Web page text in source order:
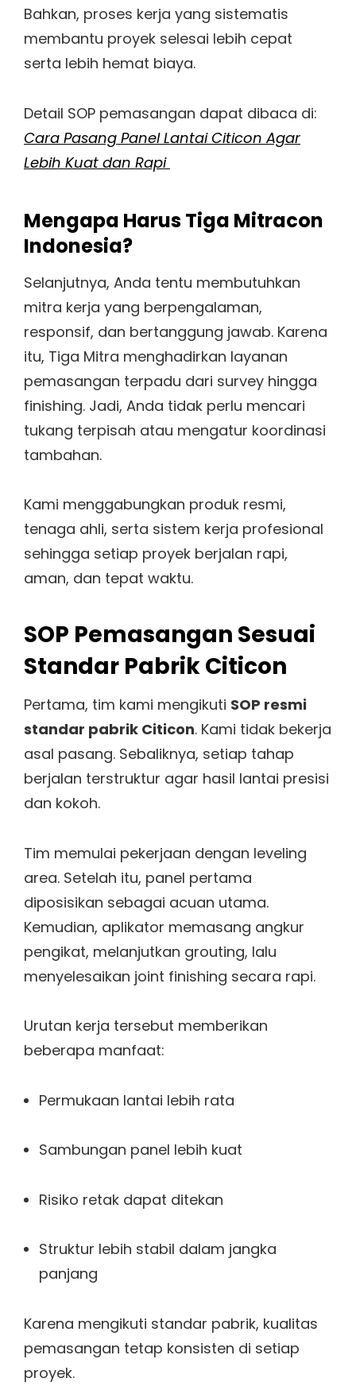
Bahkan, proses kerja yang sistematis
membantu proyek selesai lebih cepat
serta lebih hemat biaya.
Detail SOP pemasangan dapat dibaca di:
Cara Pasang Panel Lantai Citicon Agar
Lebih Kuat dan Rapi
Mengapa Harus Tiga Mitracon
Indonesia?
Selanjutnya, Anda tentu membutuhkan
mitra kerja yang berpengalaman,
responsif, dan bertanggung jawab. Karena
itu, Tiga Mitra menghadirkan layanan
pemasangan terpadu dari survey hingga
finishing. Jadi, Anda tidak perlu mencari
tukang terpisah atau mengatur koordinasi
tambahan.
Kami menggabungkan produk resmi,
tenaga ahli, serta sistem kerja profesional
sehingga setiap proyek berjalan rapi,
aman, dan tepat waktu.
SOP Pemasangan Sesuai
Standar Pabrik Citicon
Pertama, tim kami mengikuti SOP resmi
standar pabrik Citicon. Kami tidak bekerja
asal pasang. Sebaliknya, setiap tahap
berjalan terstruktur agar hasil lantai presisi
dan kokoh.
Tim memulai pekerjaan dengan leveling
area. Setelah itu, panel pertama
diposisikan sebagai acuan utama.
Kemudian, aplikator memasang angkur
pengikat, melanjutkan grouting, lalu
menyelesaikan joint finishing secara rapi.
Urutan kerja tersebut memberikan
beberapa manfaat:
Permukaan lantai lebih rata
Sambungan panel lebih kuat
Risiko retak dapat ditekan
Struktur lebih stabil dalam jangka
panjang
Karena mengikuti standar pabrik, kualitas
pemasangan tetap konsisten di setiap
proyek.